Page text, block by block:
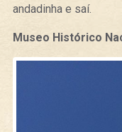
andadinha e saí.
Museo Histórico